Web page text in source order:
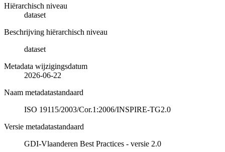
Hiërarchisch niveau
dataset
Beschrijving hiërarchisch niveau
dataset
Metadata wijzigingsdatum
2026-06-22
Naam metadatastandaard
ISO 19115/2003/Cor.1:2006/INSPIRE-TG2.0
Versie metadatastandaard
GDI-Vlaanderen Best Practices - versie 2.0